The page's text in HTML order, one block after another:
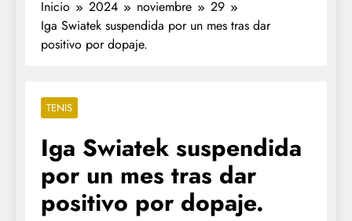
Inicio 2024 noviembre
29
Iga Swiatek suspendida por un mes tras dar
positivo por dopaje.
TENIS
Iga Swiatek suspendida
por un mes tras dar
positivo por dopaje.